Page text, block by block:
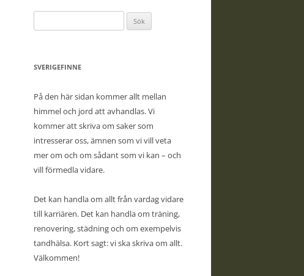
efter:
SVERIGEFINNE
På den här sidan kommer allt mellan
himmel och jord att avhandlas. Vi
kommer att skriva om saker som
intresserar oss, ämnen som vi vill veta
mer om och om sådant som vi kan – och
vill förmedla vidare.
Det kan handla om allt från vardag vidare
till karriären. Det kan handla om träning,
renovering, städning och om exempelvis
tandhälsa. Kort sagt: vi ska skriva om allt.
Välkommen!